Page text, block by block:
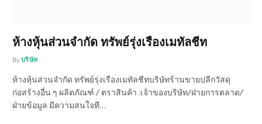
ห้างหุ้นส่วนจำกัด ทรัพย์รุ่งเรืองเมทัลชีท
By บริษัท
ห้างหุ้นส่วนจำกัด ทรัพย์รุ่งเรืองเมทัลชีทบริษัทร้านขายปลีกวัสดุ
ก่อสร้างอื่น ๆ ผลิตภัณฑ์ / ตราสินค้า :เจ้าของบริษัท/ฝ่ายการตลาด/
ฝ่ายข้อมูล มีความสนใจที…